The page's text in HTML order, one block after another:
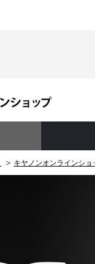
キヤノンオンラインショ